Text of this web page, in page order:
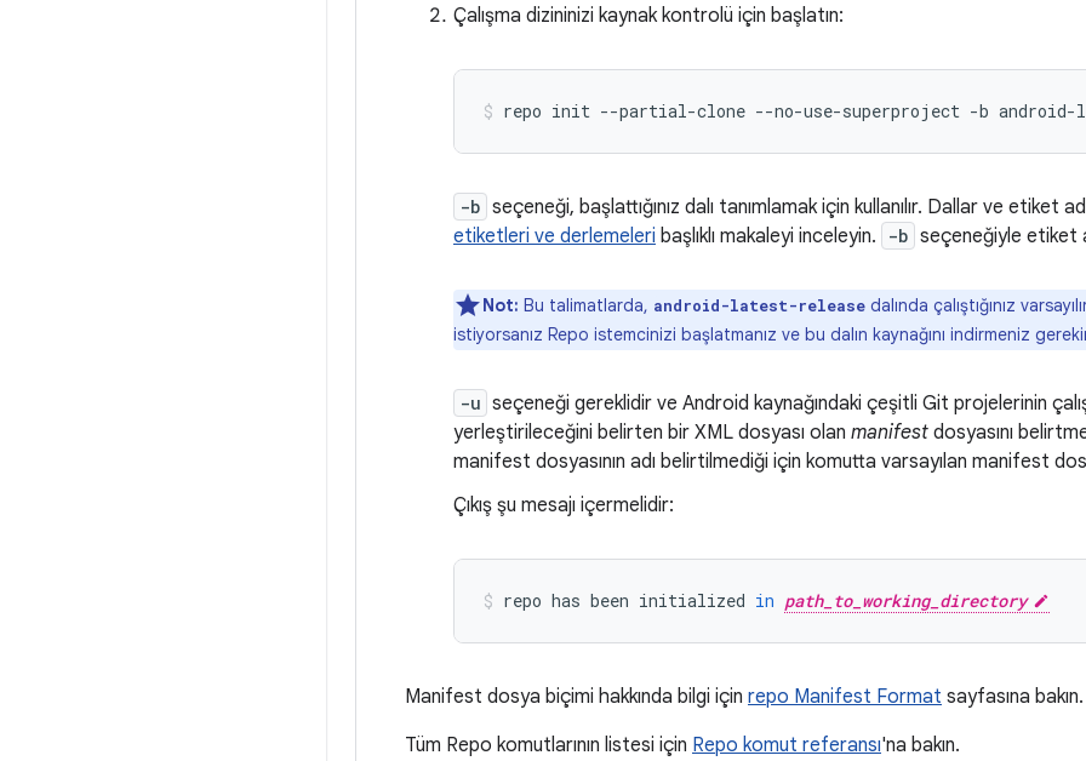
Çalışma dizininizi kaynak kontrolü için başlatın:
repo init --partial-clone --no-use-superproject -b android-
-b seçeneği, başlattığınız dalı tanımlamak için kullanılır. Dallar ve etiket
etiketleri ve derlemeleri başlıklı makaleyi inceleyin. -b seçeneğiyle etiket
Not: Bu talimatlarda, android-latest-release dalında çalıştığınız
istiyorsanız Repo istemcinizi başlatmanız ve bu dalın kaynağını indirmeniz
-u seçeneği gereklidir ve Android kaynağındaki çeşitli Git projelerinin
yerleştirileceğini belirten bir XML dosyası olan manifest dosyasını
manifest dosyasının adı belirtilmediği için komutta varsayılan manifest
Çıkış şu mesajı içermelidir:
repo has been initialized in path_to_working_directory
Manifest dosya biçimi hakkında bilgi için repo Manifest Format sayfasına bakın.
Tüm Repo komutlarının listesi için Repo komut referansı'na bakın.